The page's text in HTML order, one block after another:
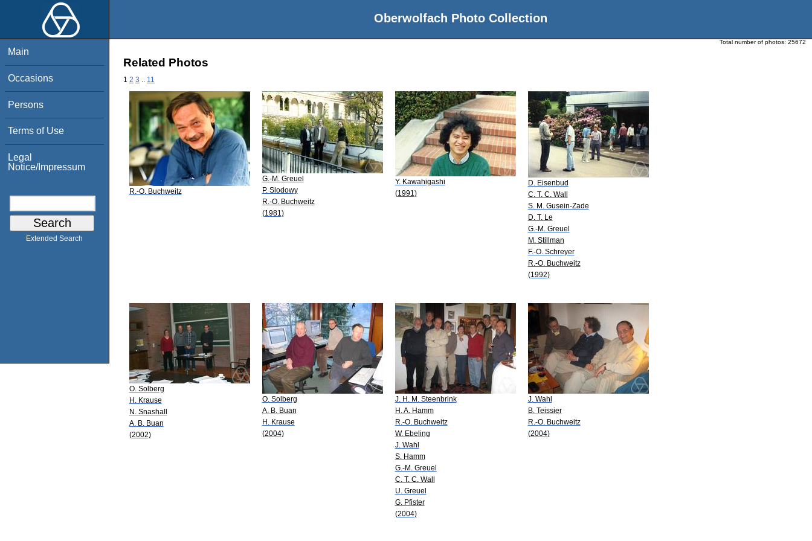
Oberwolfach Photo Collection
Main
Occasions
Persons
Terms of Use
Legal
Notice/Impressum
Extended Search
Total number of photos: 25672
Related Photos
1 2 3 11
R.-O. Buchweitz
G.-M. Greuel
P. Slodowy
R.-O. Buchweitz
(1981)
Y. Kawahigashi
(1991)
D. Eisenbud
C. T. C. Wall
S. M. Gusein-Zade
D. T. Le
G.-M. Greuel
M. Stillman
F.-O. Schreyer
R.-O. Buchweitz
(1992)
O. Solberg
H. Krause
N. Snashall
A. B. Buan
(2002)
O. Solberg
A. B. Buan
H. Krause
(2004)
J. H. M. Steenbrink
H. A. Hamm
R.-O. Buchweitz
W. Ebeling
J. Wahl
S. Hamm
G.-M. Greuel
C. T. C. Wall
U. Greuel
G. Pfister
(2004)
J. Wahl
B. Teissier
R.-O. Buchweitz
(2004)